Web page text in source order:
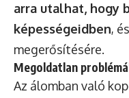
arra utalhat, hogy
képességeidben,
megerősítésére.
Megoldatlan
Az álomban való